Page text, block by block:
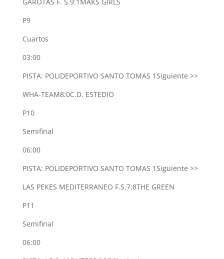
P9
Cuartos
03:00
PISTA: POLIDEPORTIVO SANTO TOMAS 1Siguiente >>
WHA-TEAM8:0C.D. ESTEDIO
P10
Semifinal
06:00
PISTA: POLIDEPORTIVO SANTO TOMAS 1Siguiente >>
LAS PEKES MEDITERRANEO F.S.7:8THE GREEN
P11
Semifinal
06:00